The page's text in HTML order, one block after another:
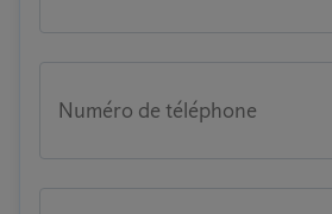
Numéro de téléphone